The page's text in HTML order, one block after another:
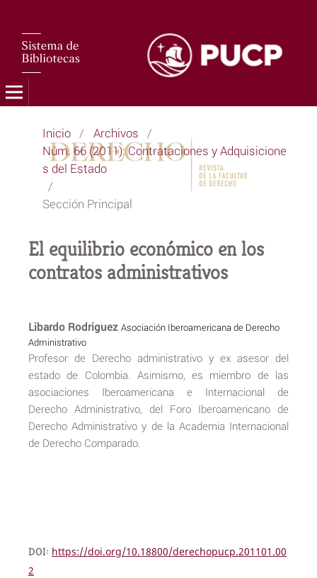
Inicio / Archivos /
Núm. 66 (2011): Contrataciones y Adquisicione
s del Estado
/
Sección Principal
El equilibrio económico en los
contratos administrativos
Libardo Rodriguez Asociación Iberoamericana de Derecho
Administrativo
Profesor de Derecho administrativo y ex asesor del
estado de Colombia. Asimismo, es miembro de las
asociaciones Iberoamericana e Internacional de
Derecho Administrativo, del Foro Iberoamericano de
Derecho Administrativo y de la Academia Internacional
de Derecho Comparado.
DOI: https://doi.org/10.18800/derechopucp.201101.00
2